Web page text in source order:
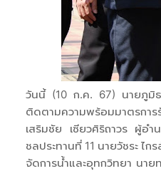
วันนี้ (10 ก.ค. 67) นายภูมิ
ติดตามความพร้อมมาตรกา
เสริมชัย เซียวศิริถาวร ผู้อ
ชลประทานที่ 11 นายวัชระ ไ
จัดการน้ำและอุทกวิทยา นา